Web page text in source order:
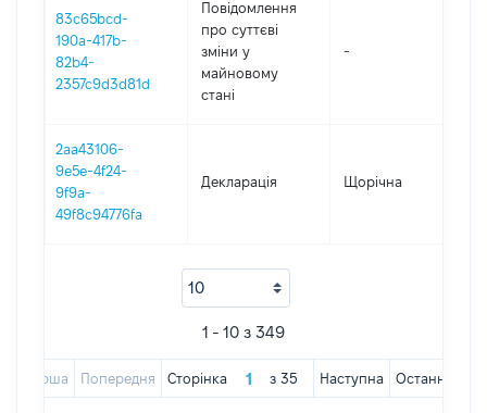
83c65bcd-
190a-417b-
82b4-
2357c9d3d81d
Повідомлення
про суттєві
зміни y
майновому
стані
-
2aa43106-
9e5e-4f24-
9f9a-
49f8c94776fa
Декларація Щорічна
1 - 10 з 349
Перша Попередня Сторінка з 35 Наступна Остання